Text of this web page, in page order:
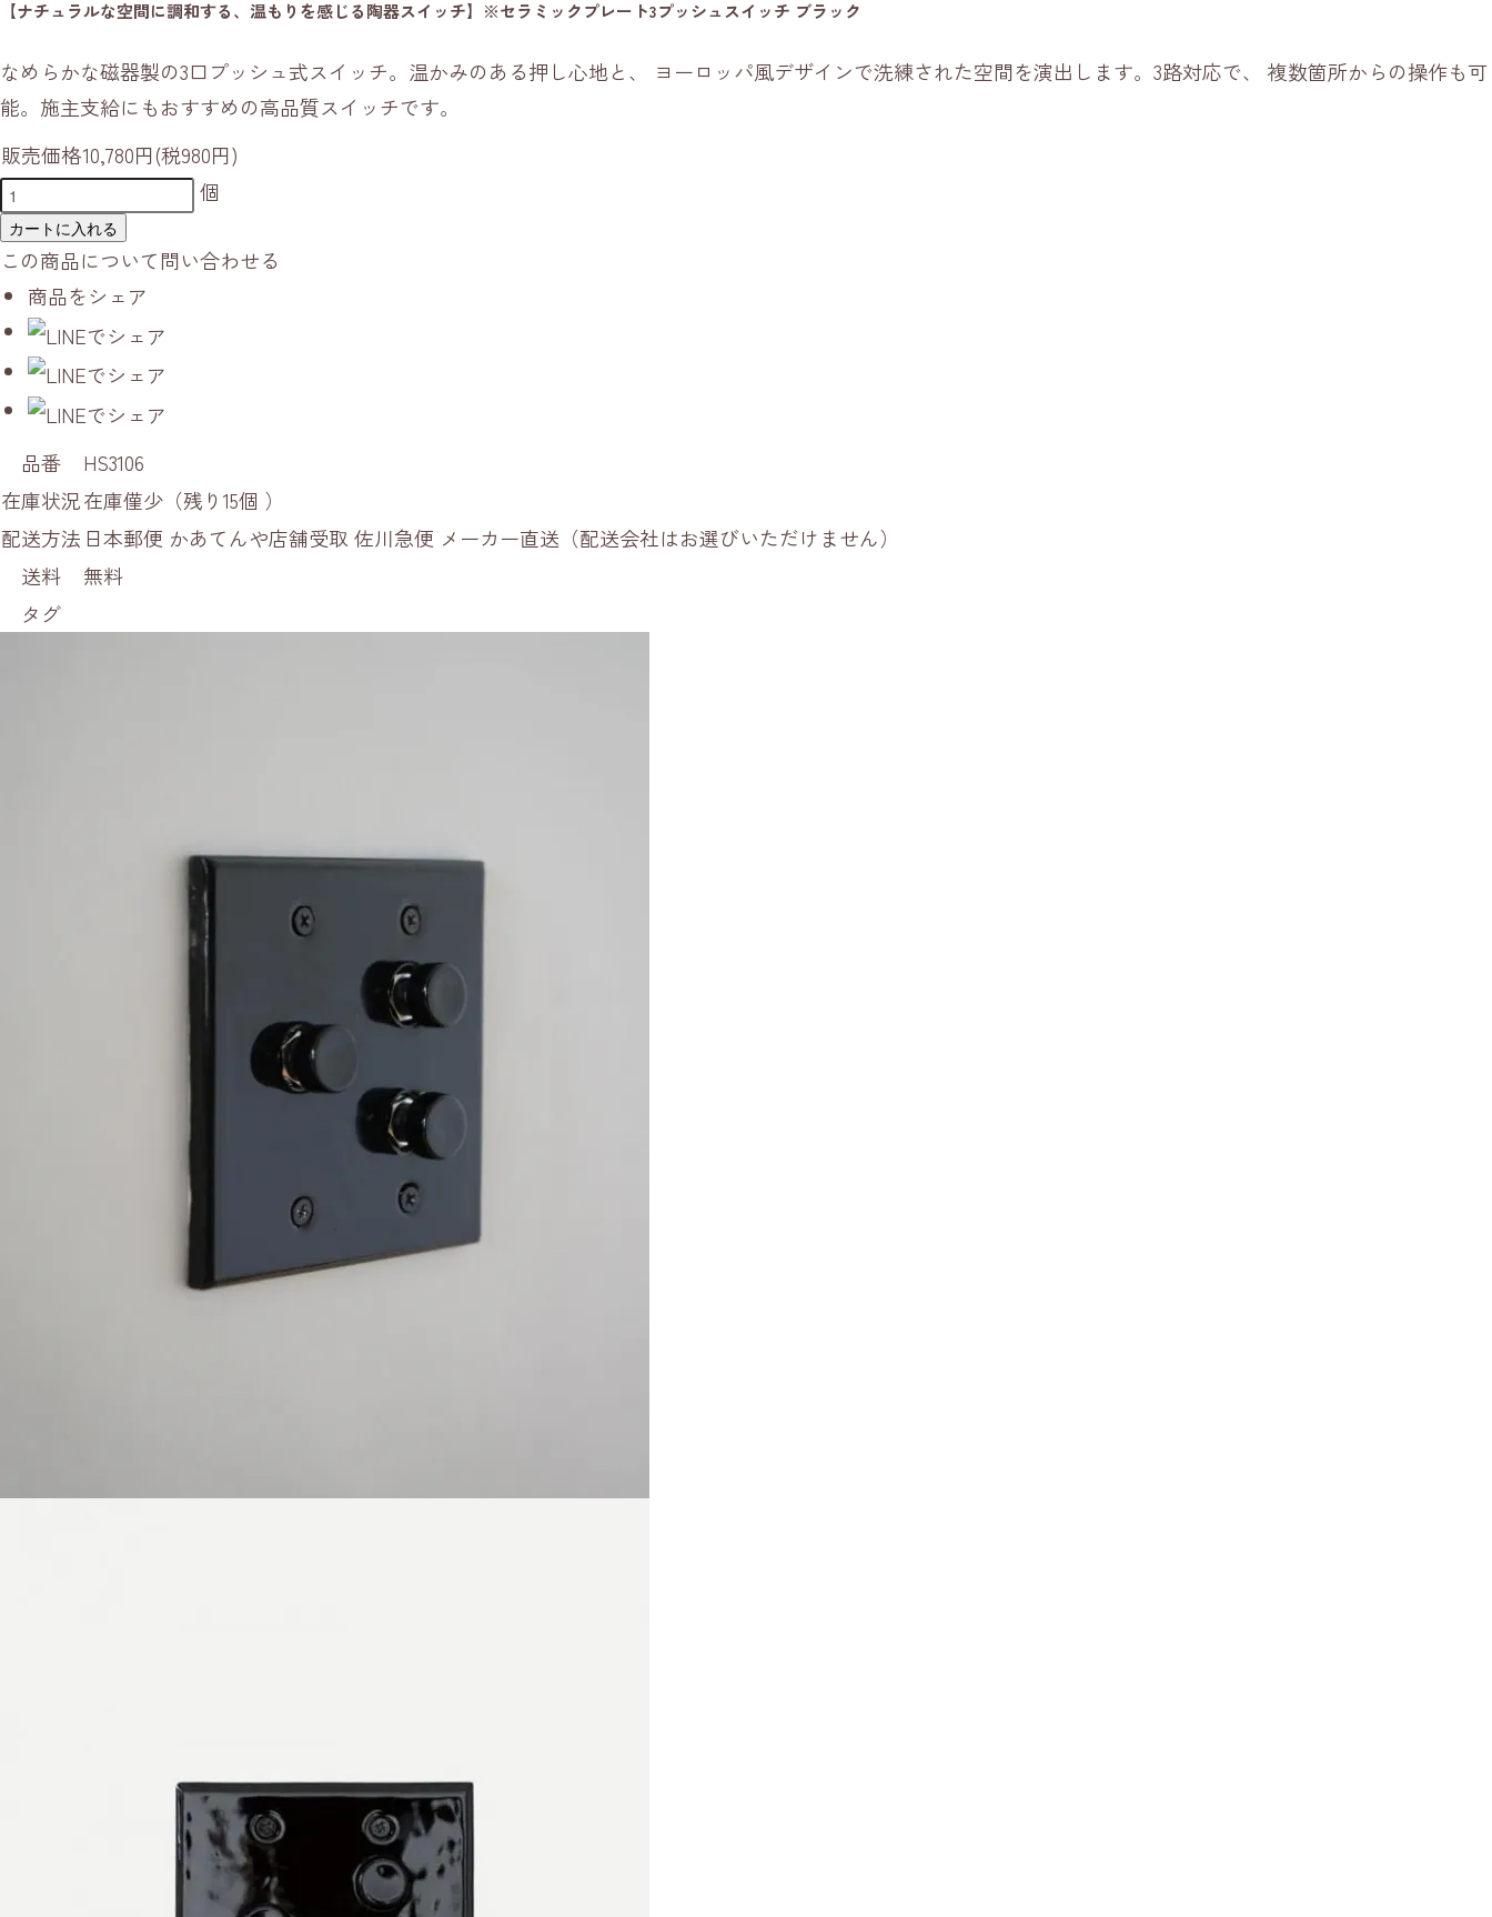
【ナチュラルな空間に調和する、温もりを感じる陶器スイッチ】※セラミックプレート3プッシュスイッチ ブラック
なめらかな磁器製の3口プッシュ式スイッチ。温かみのある押し心地と、 ヨーロッパ風デザインで洗練された空間を演出します。3路対応で、 複数箇所からの操作も可
能。施主支給にもおすすめの高品質スイッチです。
販売価格10,780円(税980円)
個
カートに入れる
この商品について問い合わせる
商品をシェア
品番
HS3106
在庫状況在庫僅少（残り15個 ）
配送方法 日本郵便 かあてんや店舗受取 佐川急便 メーカー直送（配送会社はお選びいただけません）
送料
無料
タグ